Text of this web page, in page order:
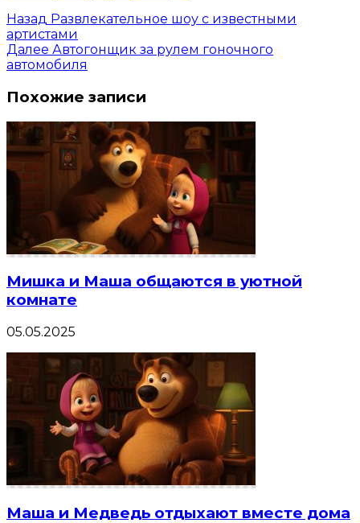
Назад Развлекательное шоу с известными
артистами
Далее Автогонщик за рулем гоночного
автомобиля
Похожие записи
Мишка и Маша общаются в уютной
комнате
05.05.2025
Маша и Медведь отдыхают вместе дома